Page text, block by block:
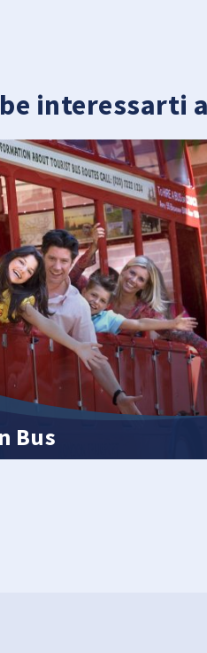
interessarti
Bus